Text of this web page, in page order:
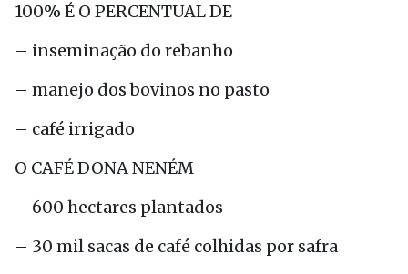
100% É O PERCENTUAL DE
– inseminação do rebanho
– manejo dos bovinos no pasto
– café irrigado
O CAFÉ DONA NENÉM
– 600 hectares plantados
– 30 mil sacas de café colhidas por safra